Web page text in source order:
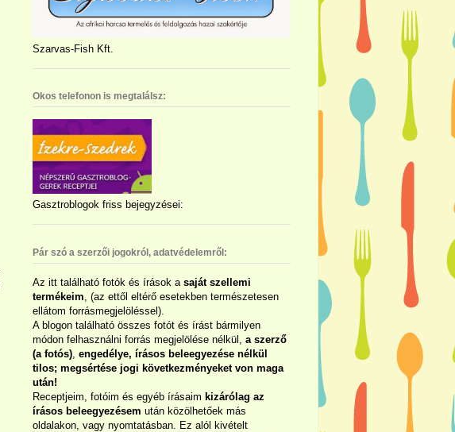
Szarvas-Fish Kft.
Okos telefonon is megtalálsz:
Gasztroblogok friss bejegyzései:
Pár szó a szerzői jogokról, adatvédelemről:
Az itt található fotók és írások a saját szellemi
termékeim , (az ettől eltérő esetekben természetesen
ellátom forrásmegjelöléssel).
A blogon található összes fotót és írást bármilyen
módon felhasználni forrás megjelölése nélkül, a szerző
(a fotós) engedélye, írásos beleegyezése nélkül
tilos; megsértése jogi következményeket von maga
után!
Receptjeim, fotóim és egyéb írásaim kizárólag az
írásos beleegyezésem után közölhetőek más
oldalakon, vagy nyomtatásban. Ez alól kivételt